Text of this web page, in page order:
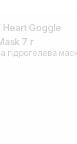
Heart Goggle
7 г